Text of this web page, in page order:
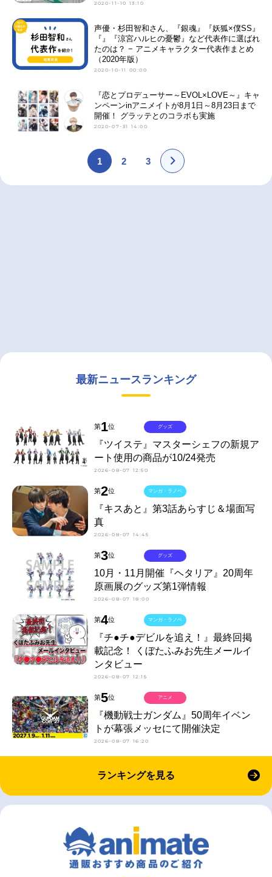
2020-11-10 13:10
声優・杉田智和さん、『銀魂』『妖狐×僕SS』
『』『涼宮ハルヒの憂鬱』など代表作に選ばれ
たのは？ − アニメキャラクター代表作まとめ
（2020年版）
2020-10-11 00:00
『恋とプロデューサー～EVOL×LOVE～』キャ
ンペーンinアニメイトが8月1日～8月23日まで
開催！ グラッテとのコラボも実施
2020-07-31 14:00
1 2 3
最新ニュースランキング
第1位
『ツイステ』マスターシェフの新規ア
ート使用の商品が10/24発売
2026-08-07 12:50
グッズ
第2位
『キスあと』第3話あらすじ＆場面写
真
2026-08-07 14:45
マンガ・ラノベ
第3位
10月・11月開催『ヘタリア』20周年
原画展のグッズ第1弾情報
2026-08-07 18:00
グッズ
第4位
『チ●チ●デビルを追え！』最終回掲
載記念！ くぼたふみお先生メールイ
ンタビュー
2026-08-07 12:15
マンガ・ラノベ
第5位
『機動戦士ガンダム』50周年イベン
トが幕張メッセにて開催決定
2026-08-07 16:20
アニメ
ランキングを見る